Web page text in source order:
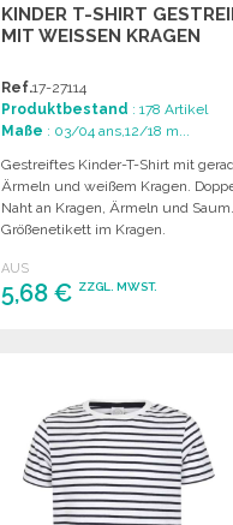
KINDER T-SHIRT
MIT WEISSEN KRAGEN
Ref.17-27114
Produktbestand : 178 Artikel
Maße : 03/04 ans,12/18 m...
Gestreiftes Kinder-T-Shirt mit
Ärmeln und weißem Kragen.
Naht an Kragen, Ärmeln und
Größenetikett im Kragen.
AUS
5,68 € ZZGL. MWST.